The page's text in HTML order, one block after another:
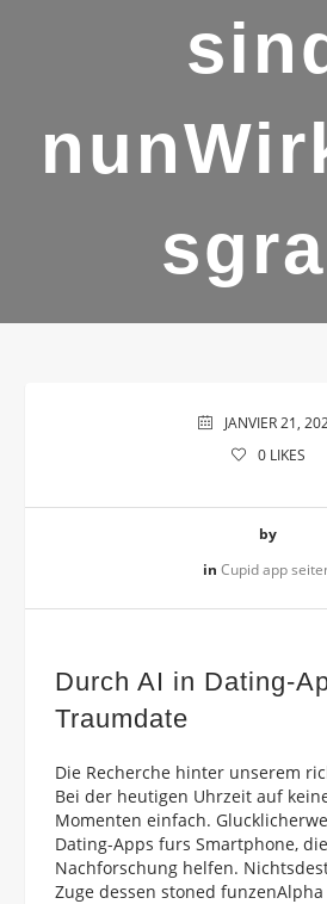
JANVIER 21,
0LIKES
by
in Cupid app
Durch AI in Dating-
Traumdate
Die Recherche hinter unserem
Bei der heutigen Uhrzeit auf
Momenten einfach.
Dating-Apps furs Smartphone,
Nachforschung helfen.
Zuge dessen stoned funzenAlpha